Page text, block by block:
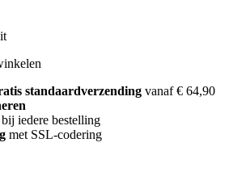
standaardverzending vanaf € 64,90
iedere bestelling
met SSL-codering